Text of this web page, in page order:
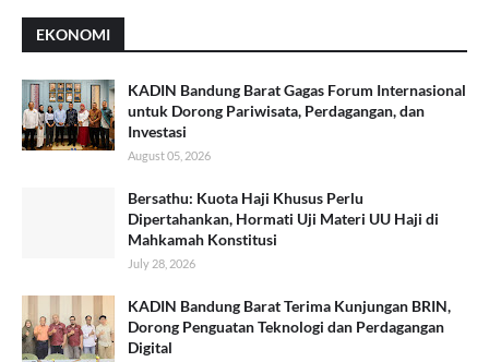
EKONOMI
KADIN Bandung Barat Gagas Forum Internasional
untuk Dorong Pariwisata, Perdagangan, dan
Investasi
August 05, 2026
Bersathu: Kuota Haji Khusus Perlu
Dipertahankan, Hormati Uji Materi UU Haji di
Mahkamah Konstitusi
July 28, 2026
KADIN Bandung Barat Terima Kunjungan BRIN,
Dorong Penguatan Teknologi dan Perdagangan
Digital